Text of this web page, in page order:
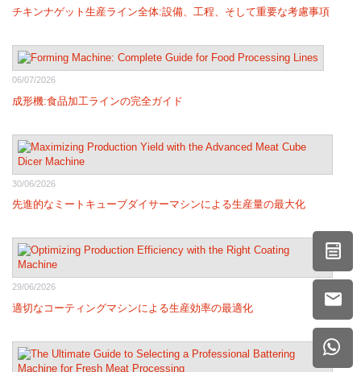
チキンナゲット生産ライン全体:設備、工程、そして重要な考慮事項
06/07/2026
成形機:食品加工ラインの完全ガイド
30/06/2026
先進的なミートキューブダイサーマシンによる生産量の最大化
29/06/2026
適切なコーティングマシンによる生産効率の最適化